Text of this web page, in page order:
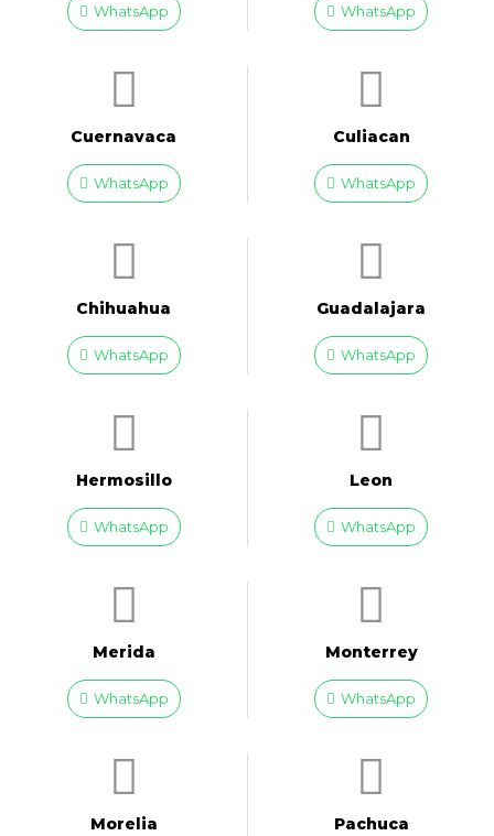
WhatsApp WhatsApp
Cuernavaca
WhatsApp
Culiacan
WhatsApp
Chihuahua
WhatsApp
Guadalajara
WhatsApp
Hermosillo
WhatsApp
Leon
WhatsApp
Merida
WhatsApp
Monterrey
WhatsApp
Morelia Pachuca